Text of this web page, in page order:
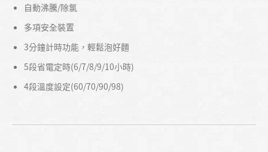
自動沸騰/除氯
多項安全裝置
3分鐘計時功能，輕鬆泡好麵
5段省電定時(6/7/8/9/10小時)
4段溫度設定(60/70/90/98)